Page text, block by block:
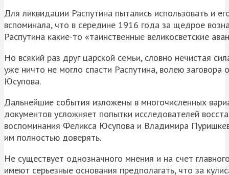
Для ликвидации Распутина пытались использовать и
вспоминала, что в середине 1916 года за щедрое
Распутина какие-то «таинственные великосветские
Но всякий раз друг царской семьи, словно нечистая
уже ничто не могло спасти Распутина, волею заговора
Юсупова.
Дальнейшие события изложены в многочисленных
документов усложняет попытки исследователей
воспоминания Феликса Юсупова и Владимира
им полностью доверять.
Не существует однозначного мнения и на счет
имеют серьезные основания предполагать, что за